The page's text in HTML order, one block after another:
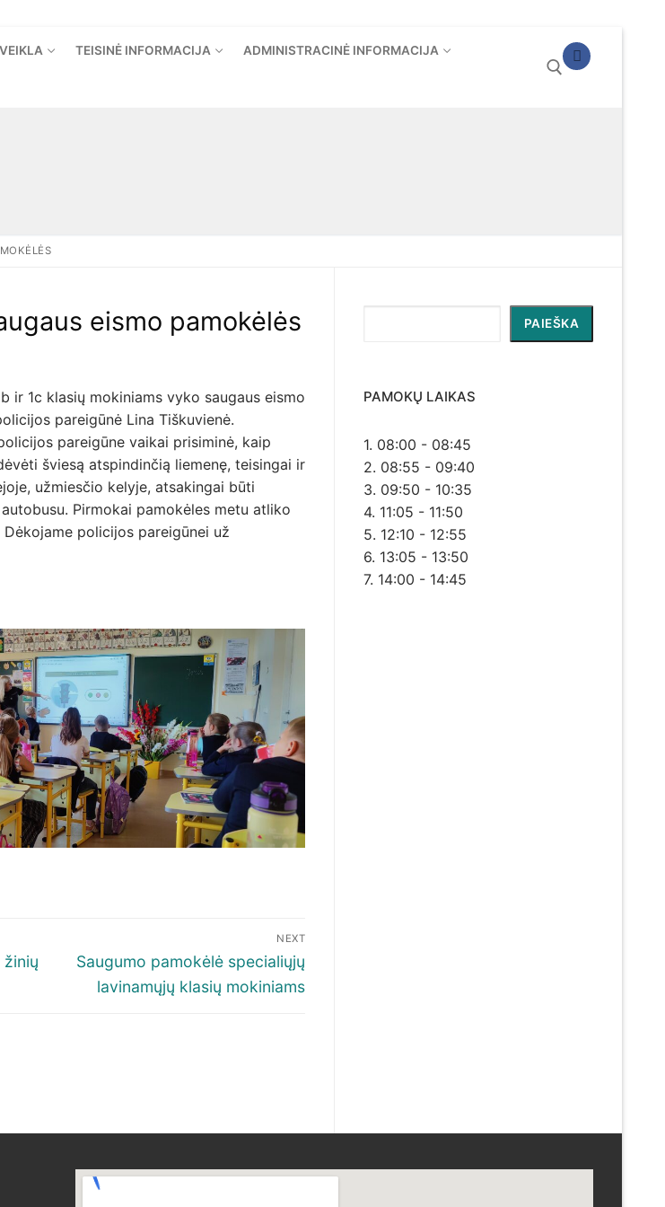
VEIKLA TEISINĖ INFORMACIJA ADMINISTRACINĖ INFORMACIJA
eismo pamokėlės
ir 1c klasių mokiniams vyko saugaus eismo
pareigūnė Lina Tiškuvienė.
pareigūne vaikai prisiminė, kaip
šviesą atspindinčią liemenę, teisingai ir
užmiesčio kelyje, atsakingai būti
Pirmokai pamokėles metu atliko
policijos pareigūnei už
žinių
NEXT
Next
post:
Saugumo pamokėlė specialiųjų
lavinamųjų klasių mokiniams
PAIEŠKA
PAMOKŲ LAIKAS
1. 08:00 - 08:45
2. 08:55 - 09:40
3. 09:50 - 10:35
4. 11:05 - 11:50
5. 12:10 - 12:55
6. 13:05 - 13:50
7. 14:00 - 14:45